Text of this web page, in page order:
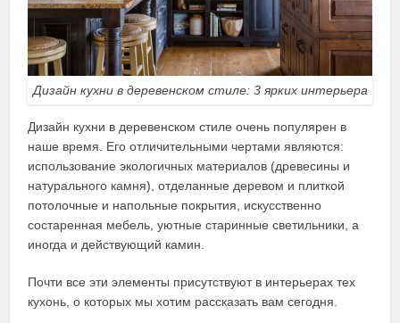
Дизайн кухни в деревенском стиле: 3 ярких интерьера
Дизайн кухни в деревенском стиле очень популярен в
наше время. Его отличительными чертами являются:
использование экологичных материалов (древесины и
натурального камня), отделанные деревом и плиткой
потолочные и напольные покрытия, искусственно
состаренная мебель, уютные старинные светильники, а
иногда и действующий камин.
Почти все эти элементы присутствуют в интерьерах тех
кухонь, о которых мы хотим рассказать вам сегодня.